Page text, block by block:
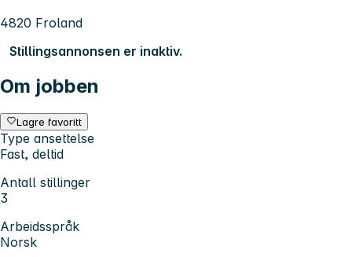
4820 Froland
Stillingsannonsen er inaktiv.
Om jobben
Lagre favoritt
Type ansettelse
Fast, deltid
Antall stillinger
3
Arbeidsspråk
Norsk